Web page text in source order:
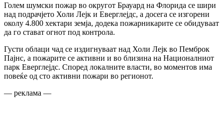
Голем шумски пожар во округот Брауард на Флорида се шири
над подрачјето Холи Лејк и Еверглејдс, а досега се изгорени
околу 4.800 хектари земја, додека пожарникарите се обидуваат
да го стават огнот под контрола.
Густи облаци чад се издигнуваат над Холи Лејк во Пемброк
Пајнс, а пожарите се активни и во близина на Националниот
парк Еверглејдс. Според локалните власти, во моментов има
повеќе од сто активни пожари во регионот.
— реклама —